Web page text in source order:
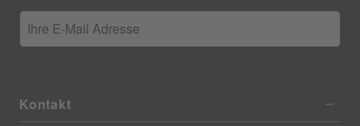
Ihre E-Mail Adresse
Kontakt